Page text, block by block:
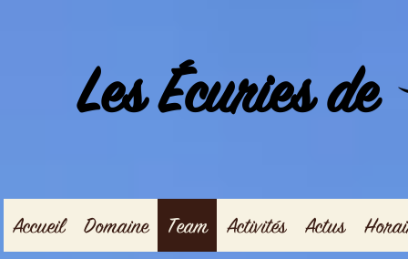
Les Écuries de
Accueil Domaine Team Activités Actus